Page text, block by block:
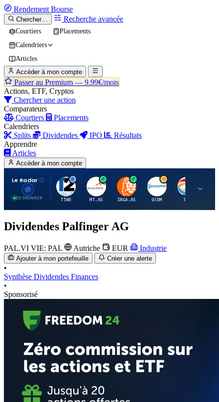
Rendement Bourse
Chercher… Recherche avancée
Courtiers
Placements
Calendriers
Articles
Accéder à mon compte
Passer au Premium — 9.99€/mois
Actions, ETF, Cryptos
Chercher une action
Comparateurs
Courtiers
Placements
Calendriers
Splits
Dividendes IPO
Résultats
Apprendre
Articles
Accéder à mon compte
Le Radar
20 SIGNAUX
T
TTWO
A
MT.AS
I
INGA.AS
Q
QCOM
T
TTE
Dividendes Palfinger AG
PAL.VI VIE: PAL Autriche EUR Industrie
Ajouter à mon portefeuille Créer une alerte
•
Synthèse Dividendes Finances
•
Sponsorisé